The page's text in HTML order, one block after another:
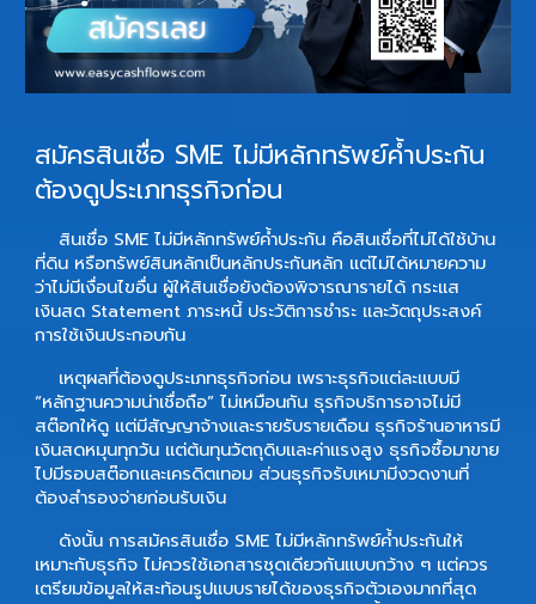
สมัครสินเชื่อ SME ไม่มีหลักทรัพย์ค้ำประกัน
ต้องดูประเภทธุรกิจก่อน
สินเชื่อ SME ไม่มีหลักทรัพย์ค้ำประกัน คือสินเชื่อที่ไม่ได้ใช้บ้าน
ที่ดิน หรือทรัพย์สินหลักเป็นหลักประกันหลัก แต่ไม่ได้หมายความ
ว่าไม่มีเงื่อนไขอื่น ผู้ให้สินเชื่อยังต้องพิจารณารายได้ กระแส
เงินสด Statement ภาระหนี้ ประวัติการชำระ และวัตถุประสงค์
การใช้เงินประกอบกัน
เหตุผลที่ต้องดูประเภทธุรกิจก่อน เพราะธุรกิจแต่ละแบบมี
“หลักฐานความน่าเชื่อถือ” ไม่เหมือนกัน ธุรกิจบริการอาจไม่มี
สต๊อกให้ดู แต่มีสัญญาจ้างและรายรับรายเดือน ธุรกิจร้านอาหารมี
เงินสดหมุนทุกวัน แต่ต้นทุนวัตถุดิบและค่าแรงสูง ธุรกิจซื้อมาขาย
ไปมีรอบสต๊อกและเครดิตเทอม ส่วนธุรกิจรับเหมามีงวดงานที่
ต้องสำรองจ่ายก่อนรับเงิน
ดังนั้น การสมัครสินเชื่อ SME ไม่มีหลักทรัพย์ค้ำประกันให้
เหมาะกับธุรกิจ ไม่ควรใช้เอกสารชุดเดียวกันแบบกว้าง ๆ แต่ควร
เตรียมข้อมูลให้สะท้อนรูปแบบรายได้ของธุรกิจตัวเองมากที่สุด